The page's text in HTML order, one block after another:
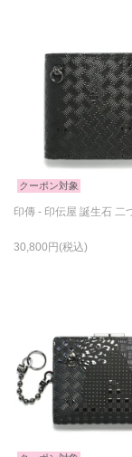
クーポン対象
30,800